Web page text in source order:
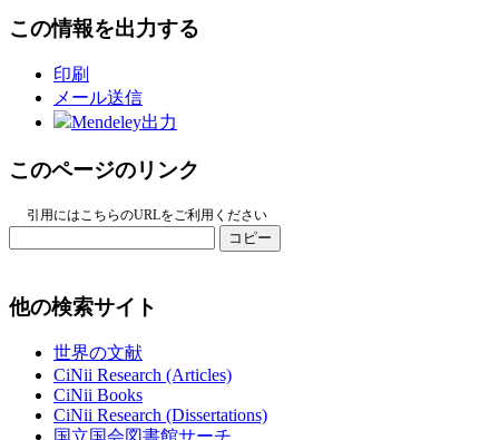
この情報を出力する
印刷
メール送信
Mendeley出力
このページのリンク
引用にはこちらのURLをご利用ください
コピー
他の検索サイト
世界の文献
CiNii Research (Articles)
CiNii Books
CiNii Research (Dissertations)